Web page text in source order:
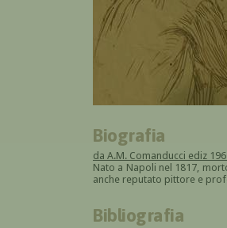
Biografia
da A.M. Comanducci ediz
Nato a Napoli nel 1817,
anche reputato pittore e
Bibliografia